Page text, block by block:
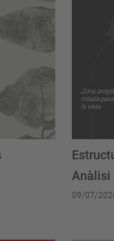
Anàlisi
09/07/